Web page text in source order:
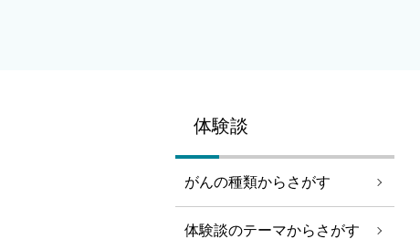
体験談
がんの種類からさがす
体験談のテーマからさがす